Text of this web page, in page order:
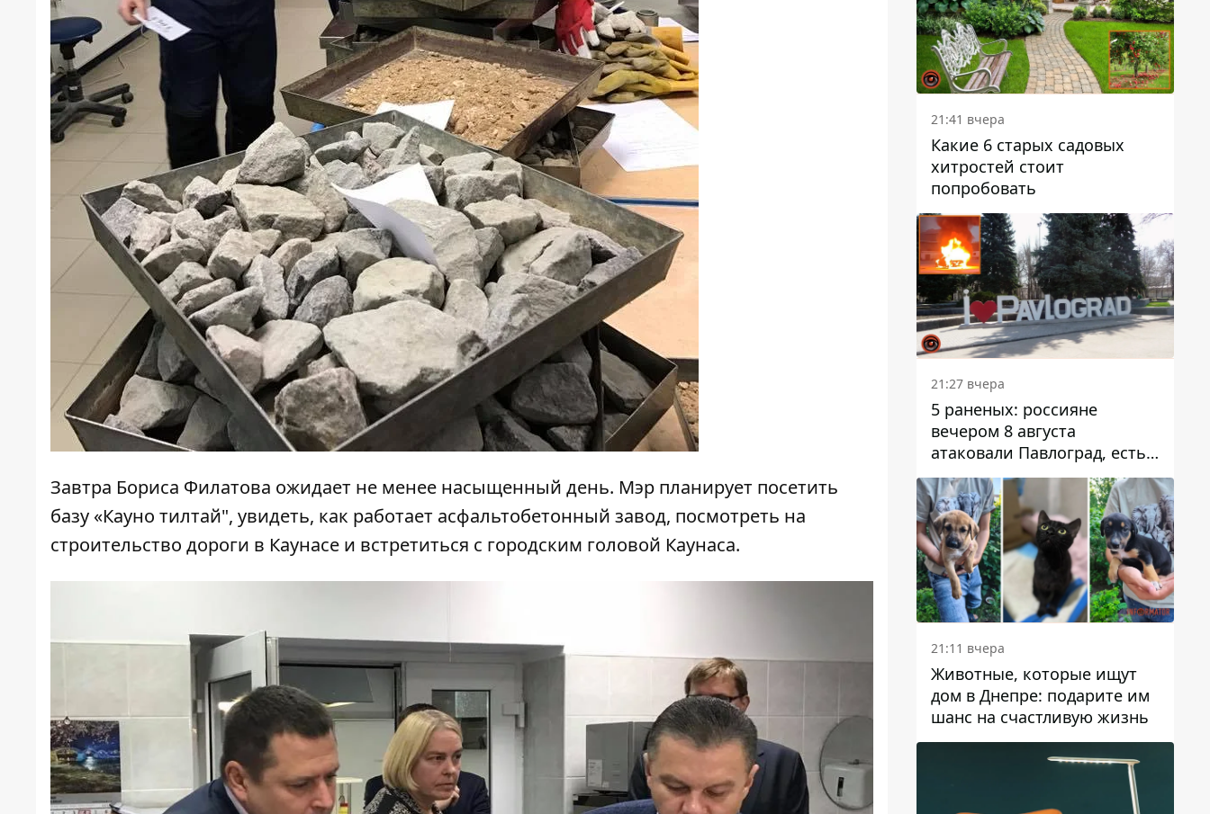
Завтра Бориса Филатова ожидает не менее насыщенный день. Мэр планирует посетить
базу «Кауно тилтай", увидеть, как работает асфальтобетонный завод, посмотреть на
строительство дороги в Каунасе и встретиться с городским головой Каунаса.
21:41 вчера
Какие 6 старых садовых
хитростей стоит
попробовать
21:27 вчера
5 раненых: россияне
вечером 8 августа
атаковали Павлоград, есть
возгорание
21:11 вчера
Животные, которые ищут
дом в Днепре: подарите им
шанс на счастливую жизнь